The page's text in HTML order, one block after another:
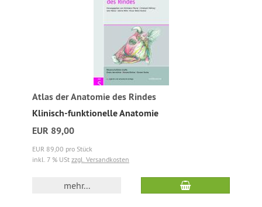
Atlas der Anatomie des Rindes
Klinisch-funktionelle Anatomie
EUR 89,00
EUR 89,00 pro Stück
inkl. 7 % USt zzgl. Versandkosten
mehr...